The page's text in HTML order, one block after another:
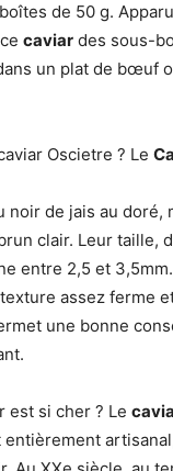
de 50 g.
caviar des sous-
un plat de bœuf
Oscietre ? Le
noir de jais au doré,
clair. Leur taille,
entre 2,5 et
assez ferme
une bonne
est si cher ? Le
entièrement